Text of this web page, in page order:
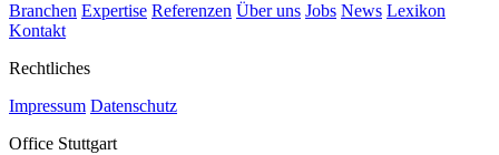
Branchen Expertise Referenzen Über uns Jobs News Lexikon
Kontakt
Rechtliches
Impressum Datenschutz
Office Stuttgart